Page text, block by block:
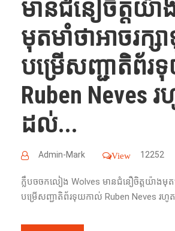
មានជំនឿចិត្តយ៉ា
មុតមាំថាអាចរក្ស
បម្រើសញ្ជាតិព័រ
Ruben Neves
ដល់...
Admin-Mark View 12252
ក្លឹបចចកលៀង Wolves មានជំនឿចិត្តយ៉ាងមុតម
បម្រើសញ្ជាតិព័រទុយកាល់ Ruben Neves រហូ